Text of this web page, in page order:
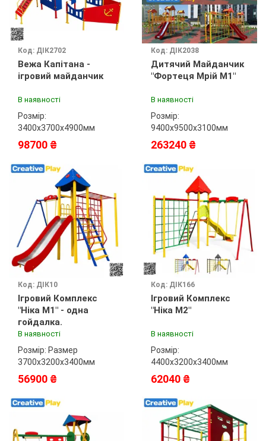
Код: ДІК2702
Вежа Капітана -
ігровий майданчик
В наявності
Розмір:
3400х3700х4900мм
98700 ₴
Код: ДІК2038
Дитячий Майданчик
"Фортеця Мрій М1"
В наявності
Розмір:
9400х9500х3100мм
263240 ₴
Код: ДІК10
Ігровий Комплекс
"Ніка М1" - одна
гойдалка.
В наявності
Розмір: Размер
3700х3200х3400мм
56900 ₴
Код: ДІК166
Ігровий Комплекс
"Ніка М2"
В наявності
Розмір:
4400x3200x3400мм
62040 ₴